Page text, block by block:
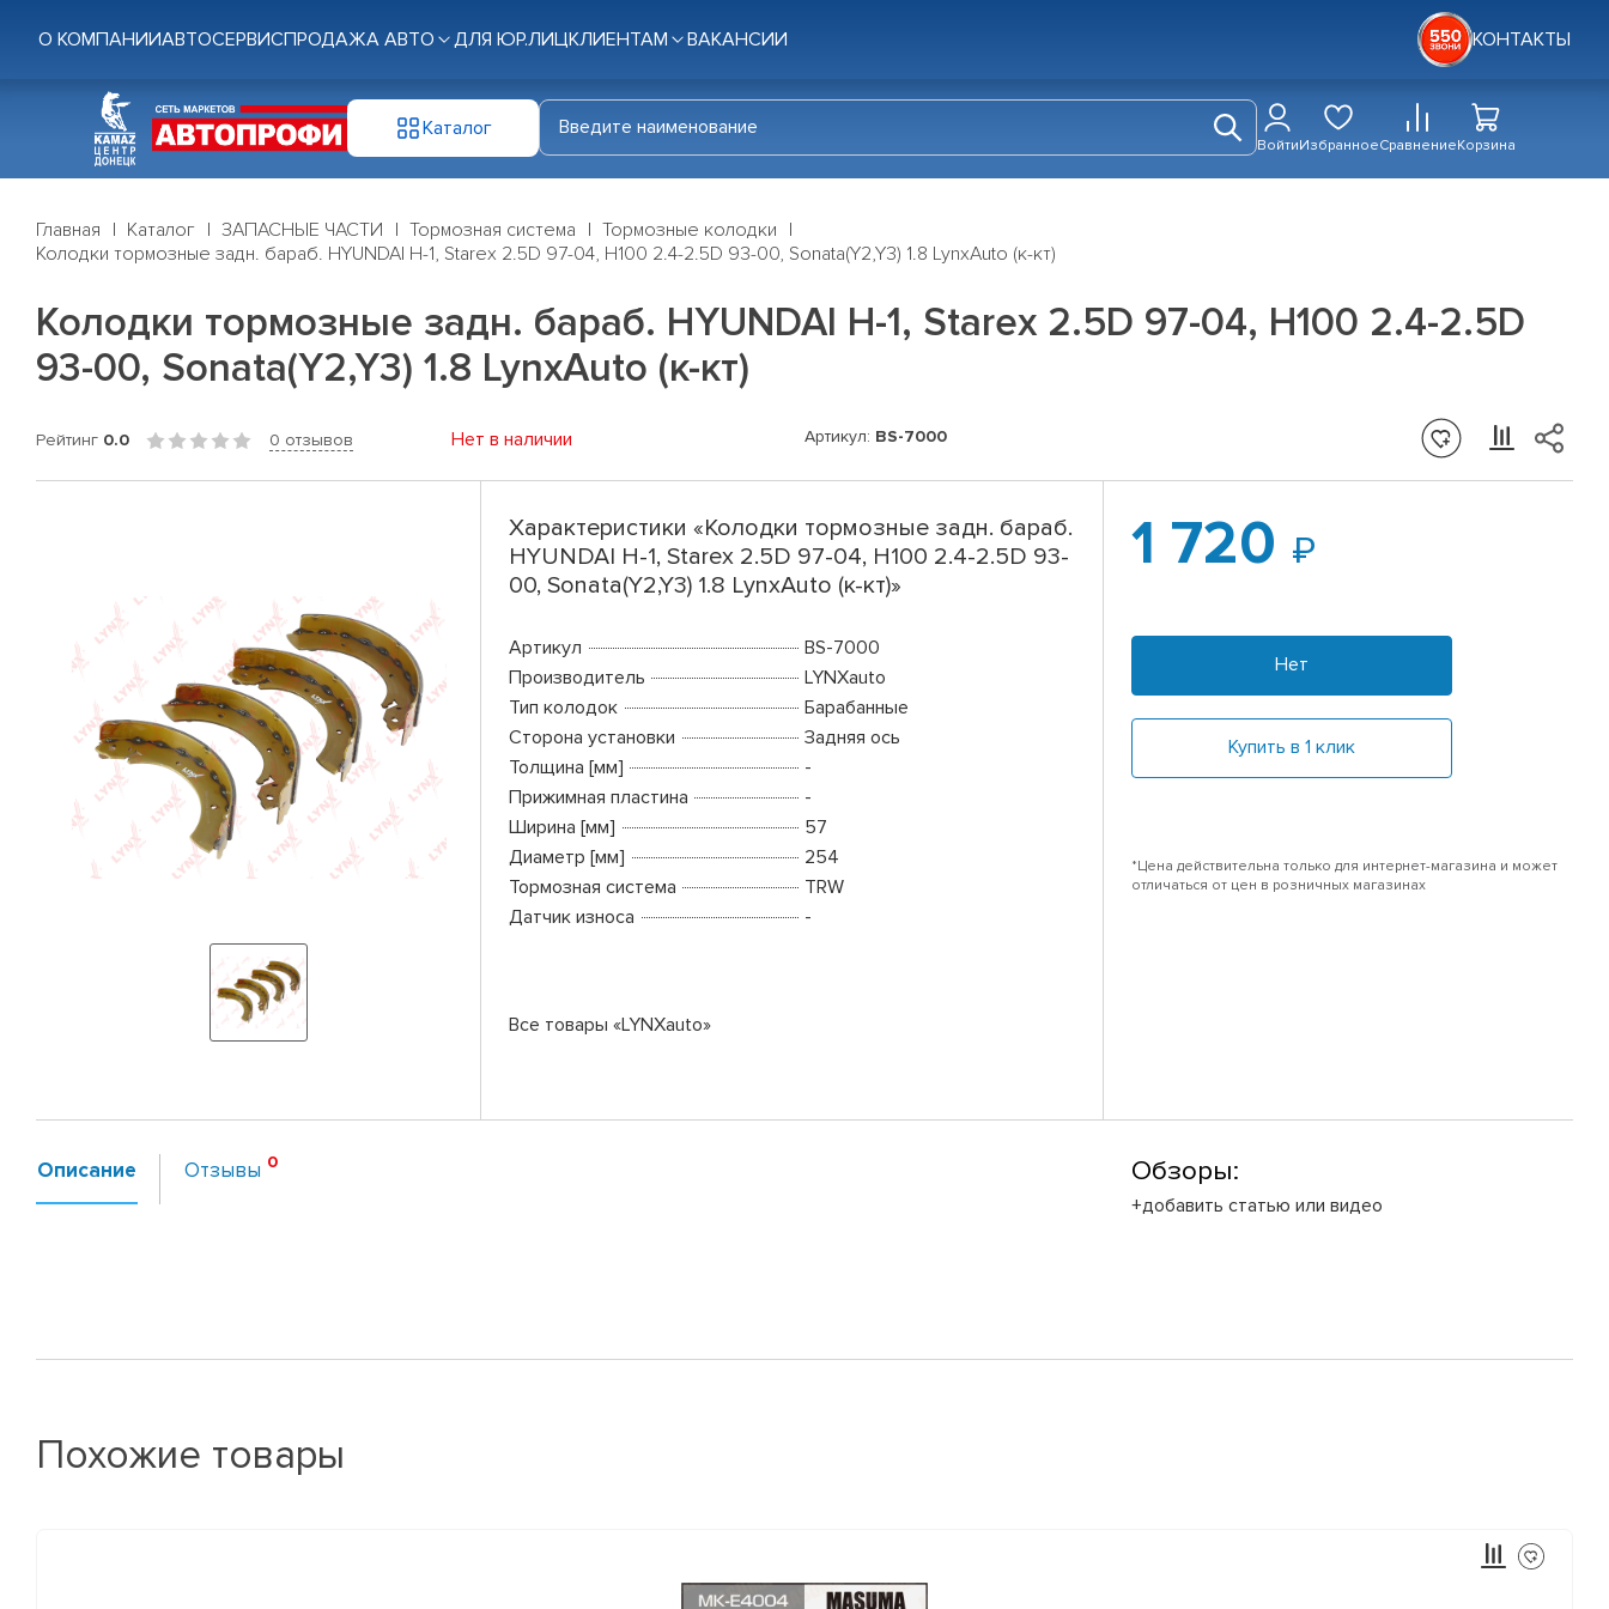
О КОМПАНИИАВТОСЕРВИСПРОДАЖА АВТО ДЛЯ ЮР.ЛИЦКЛИЕНТАМ ВАКАНСИИ КОНТАКТЫ
Каталог
ВойтиИзбранноеСравнениеКорзина
Главная Каталог ЗАПАСНЫЕ ЧАСТИ Тормозная система
Тормозные колодки
Колодки тормозные задн. бараб. HYUNDAI H-1, Starex 2.5D 97-04, H100 2.4-2.5D 93-00, Sonata(Y2,Y3) 1.8 LynxAuto (к-кт)
Колодки тормозные задн. бараб. HYUNDAI H-1, Starex 2.5D 97-04, H100 2.4-2.5D
93-00, Sonata(Y2,Y3) 1.8 LynxAuto (к-кт)
Рейтинг 0.0 0 отзывов Нет в наличии Артикул: BS-7000
Характеристики «Колодки тормозные задн. бараб.
HYUNDAI H-1, Starex 2.5D 97-04, H100 2.4-2.5D 93-
00, Sonata(Y2,Y3) 1.8 LynxAuto (к-кт)»
Артикул
BS-7000
Производитель
LYNXauto
Тип колодок
Барабанные
Сторона установки
Задняя ось
Толщина [мм]
-
Прижимная пластина
-
Ширина [мм]
57
Диаметр [мм]
254
Тормозная система
TRW
Датчик износа
-
Все товары «LYNXauto»
1 720
Нет
Купить в 1 клик
*Цена действительна только для интернет-магазина и может
отличаться от цен в розничных магазинах
Описание Отзывы Обзоры:
+добавить статью или видео
Похожие товары